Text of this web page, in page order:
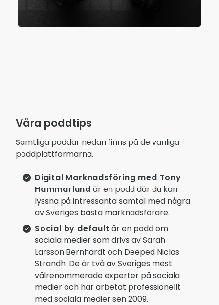
Våra poddtips
Samtliga poddar nedan finns på de vanliga
poddplattformarna.
Digital Marknadsföring med Tony
Hammarlund är en podd där du kan
lyssna på intressanta samtal med några
av Sveriges bästa marknadsförare.
Social by default är en podd om
sociala medier som drivs av Sarah
Larsson Bernhardt och Deeped Niclas
Strandh. De är två av Sveriges mest
välrenommerade experter på sociala
medier och har arbetat professionellt
med sociala medier sen 2009.